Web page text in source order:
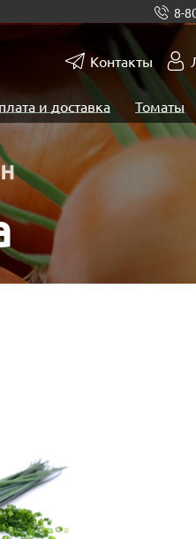
8-
Контакты
и доставка Томаты